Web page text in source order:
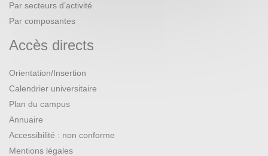
Par secteurs d’activité
Par composantes
Accès directs
Orientation/Insertion
Calendrier universitaire
Plan du campus
Annuaire
Accessibilité : non conforme
Mentions légales